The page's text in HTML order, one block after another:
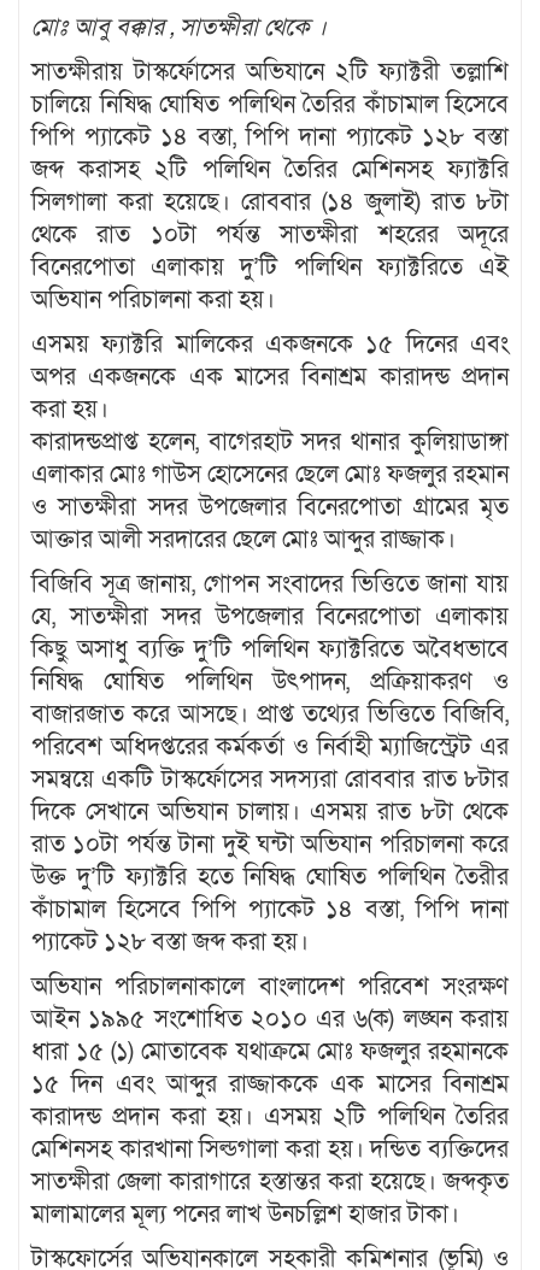
মোঃ আবু বক্কার , সাতক্ষীরা থেকে ।
সাতক্ষীরায় টাস্কর্ফোসের অভিযানে ২টি ফ্যাক্টরী তল্লাশি
চালিয়ে নিষিদ্ধ ঘোষিত পলিথিন তৈরির কাঁচামাল হিসেবে
পিপি প্যাকেট ১৪ বস্তা, পিপি দানা প্যাকেট ১২৮ বস্তা
জব্দ করাসহ ২টি পলিথিন তৈরির মেশিনসহ ফ্যাক্টরি
সিলগালা করা হয়েছে। রোববার (১৪ জুলাই) রাত ৮টা
থেকে রাত ১০টা পর্যন্ত সাতক্ষীরা শহরের অদূরে
বিনেরপোতা এলাকায় দু’টি পলিথিন ফ্যাক্টরিতে এই
অভিযান পরিচালনা করা হয়।
এসময় ফ্যাক্টরি মালিকের একজনকে ১৫ দিনের এবং
অপর একজনকে এক মাসের বিনাশ্রম কারাদন্ড প্রদান
করা হয়।
কারাদন্ডপ্রাপ্ত হলেন, বাগেরহাট সদর থানার কুলিয়াডাঙ্গা
এলাকার মোঃ গাউস হোসেনের ছেলে মোঃ ফজলুর রহমান
ও সাতক্ষীরা সদর উপজেলার বিনেরপোতা গ্রামের মৃত
আক্তার আলী সরদারের ছেলে মোঃ আব্দুর রাজ্জাক।
বিজিবি সূত্র জানায়, গোপন সংবাদের ভিত্তিতে জানা যায়
যে, সাতক্ষীরা সদর উপজেলার বিনেরপোতা এলাকায়
কিছু অসাধু ব্যক্তি দু’টি পলিথিন ফ্যাক্টরিতে অবৈধভাবে
নিষিদ্ধ ঘোষিত পলিথিন উৎপাদন, প্রক্রিয়াকরণ ও
বাজারজাত করে আসছে। প্রাপ্ত তথ্যের ভিত্তিতে বিজিবি,
পরিবেশ অধিদপ্তরের কর্মকর্তা ও নির্বাহী ম্যাজিস্ট্রেট এর
সমন্বয়ে একটি টাস্কর্ফোসের সদস্যরা রোববার রাত ৮টার
দিকে সেখানে অভিযান চালায়। এসময় রাত ৮টা থেকে
রাত ১০টা পর্যন্ত টানা দুই ঘন্টা অভিযান পরিচালনা করে
উক্ত দু’টি ফ্যাক্টরি হতে নিষিদ্ধ ঘোষিত পলিথিন তৈরীর
কাঁচামাল হিসেবে পিপি প্যাকেট ১৪ বস্তা, পিপি দানা
প্যাকেট ১২৮ বস্তা জব্দ করা হয়।
অভিযান পরিচালনাকালে বাংলাদেশ পরিবেশ সংরক্ষণ
আইন ১৯৯৫ সংশোধিত ২০১০ এর ৬(ক) লঙ্ঘন করায়
ধারা ১৫ (১) মোতাবেক যথাক্রমে মোঃ ফজলুর রহমানকে
১৫ দিন এবং আব্দুর রাজ্জাককে এক মাসের বিনাশ্রম
কারাদন্ড প্রদান করা হয়। এসময় ২টি পলিথিন তৈরির
মেশিনসহ কারখানা সিল্ডগালা করা হয়। দন্ডিত ব্যক্তিদের
সাতক্ষীরা জেলা কারাগারে হস্তান্তর করা হয়েছে। জব্দকৃত
মালামালের মূল্য পনের লাখ উনচল্লিশ হাজার টাকা।
টাস্কফোর্সের অভিযানকালে সহকারী কমিশনার (ভূমি) ও